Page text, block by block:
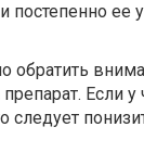
ее
обратить
Если у
следует